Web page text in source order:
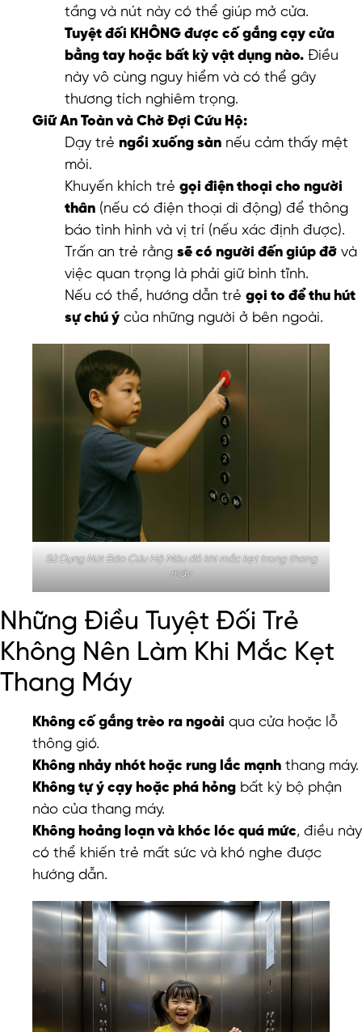
tầng và nút này có thể giúp mở cửa.
Tuyệt đối KHÔNG được cố gắng cạy cửa
bằng tay hoặc bất kỳ vật dụng nào. Điều
này vô cùng nguy hiểm và có thể gây
thương tích nghiêm trọng.
Giữ An Toàn và Chờ Đợi Cứu Hộ:
Dạy trẻ ngồi xuống sàn nếu cảm thấy mệt
mỏi.
Khuyến khích trẻ gọi điện thoại cho người
thân (nếu có điện thoại di động) để thông
báo tình hình và vị trí (nếu xác định được).
Trấn an trẻ rằng sẽ có người đến giúp đỡ và
việc quan trọng là phải giữ bình tĩnh.
Nếu có thể, hướng dẫn trẻ gọi to để thu hút
sự chú ý của những người ở bên ngoài.
Sử Dụng Nút Báo Cứu Hộ Màu đỏ khi mắc kẹt trong thang
máy
Những Điều Tuyệt Đối Trẻ
Không Nên Làm Khi Mắc Kẹt
Thang Máy
Không cố gắng trèo ra ngoài qua cửa hoặc lỗ
thông gió.
Không nhảy nhót hoặc rung lắc mạnh thang máy.
Không tự ý cạy hoặc phá hỏng bất kỳ bộ phận
nào của thang máy.
Không hoảng loạn và khóc lóc quá mức, điều này
có thể khiến trẻ mất sức và khó nghe được
hướng dẫn.